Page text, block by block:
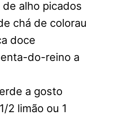
alho picados
chá de colorau
doce
do-reino a
a gosto
2 limão ou 1